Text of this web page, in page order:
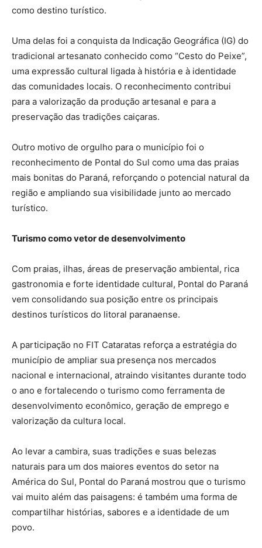
como destino turístico.
Uma delas foi a conquista da Indicação Geográfica (IG) do
tradicional artesanato conhecido como “Cesto do Peixe”,
uma expressão cultural ligada à história e à identidade
das comunidades locais. O reconhecimento contribui
para a valorização da produção artesanal e para a
preservação das tradições caiçaras.
Outro motivo de orgulho para o município foi o
reconhecimento de Pontal do Sul como uma das praias
mais bonitas do Paraná, reforçando o potencial natural da
região e ampliando sua visibilidade junto ao mercado
turístico.
Turismo como vetor de desenvolvimento
Com praias, ilhas, áreas de preservação ambiental, rica
gastronomia e forte identidade cultural, Pontal do Paraná
vem consolidando sua posição entre os principais
destinos turísticos do litoral paranaense.
A participação no FIT Cataratas reforça a estratégia do
município de ampliar sua presença nos mercados
nacional e internacional, atraindo visitantes durante todo
o ano e fortalecendo o turismo como ferramenta de
desenvolvimento econômico, geração de emprego e
valorização da cultura local.
Ao levar a cambira, suas tradições e suas belezas
naturais para um dos maiores eventos do setor na
América do Sul, Pontal do Paraná mostrou que o turismo
vai muito além das paisagens: é também uma forma de
compartilhar histórias, sabores e a identidade de um
povo.